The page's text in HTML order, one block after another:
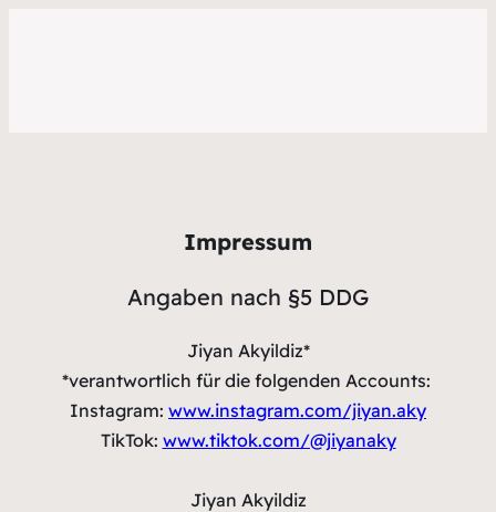
Impressum
Angaben nach §5 DDG
Jiyan Akyildiz*
*verantwortlich für die folgenden Accounts:
Instagram: www.instagram.com/jiyan.aky
TikTok: www.tiktok.com/@jiyanaky
Jiyan Akyildiz